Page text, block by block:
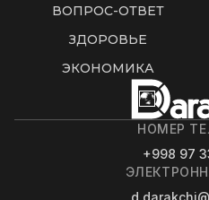
ВОПРОС-ОТВЕТ
ЗДОРОВЬЕ
ЭКОНОМИКА
НОМЕР
+998 97